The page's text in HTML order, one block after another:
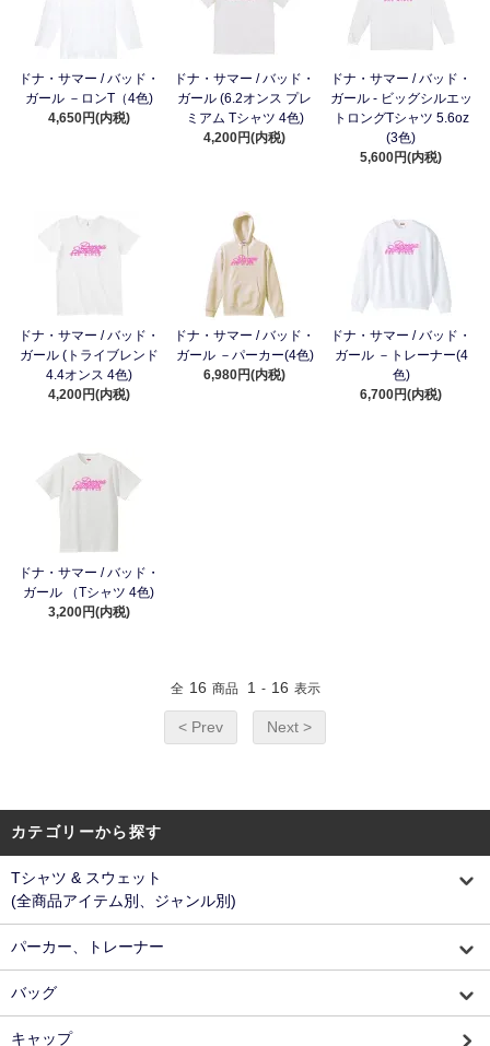
ドナ・サマー / バッド・
ガール －ロンT（4色)
4,650円(内税)
ドナ・サマー / バッド・
ガール (6.2オンス プレ
ミアム Tシャツ 4色)
4,200円(内税)
ドナ・サマー / バッド・
ガール - ビッグシルエッ
トロングTシャツ 5.6oz
(3色)
5,600円(内税)
ドナ・サマー / バッド・
ガール (トライブレンド
4.4オンス 4色)
4,200円(内税)
ドナ・サマー / バッド・
ガール －パーカー(4色)
6,980円(内税)
ドナ・サマー / バッド・
ガール －トレーナー(4
色)
6,700円(内税)
ドナ・サマー / バッド・
ガール （Tシャツ 4色)
3,200円(内税)
全 16 商品 1 - 16 表示
< Prev Next >
カテゴリーから探す
Tシャツ & スウェット
(全商品アイテム別、ジャンル別)
パーカー、トレーナー
バッグ
キャップ